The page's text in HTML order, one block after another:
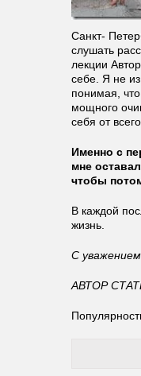
Санкт-
слушать
лекции
себе. Я не
понимая,
мощного
себя от
Именно с
мне
чтобы
В каждой
жизнь.
С
АВТОР